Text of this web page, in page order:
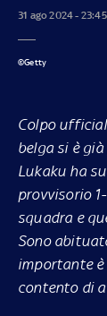
31 ago 2024 - 23:45
©Getty
Colpo
belga si è
Lukaku ha
provvisorio
squadra e
Sono
importante è
contento di